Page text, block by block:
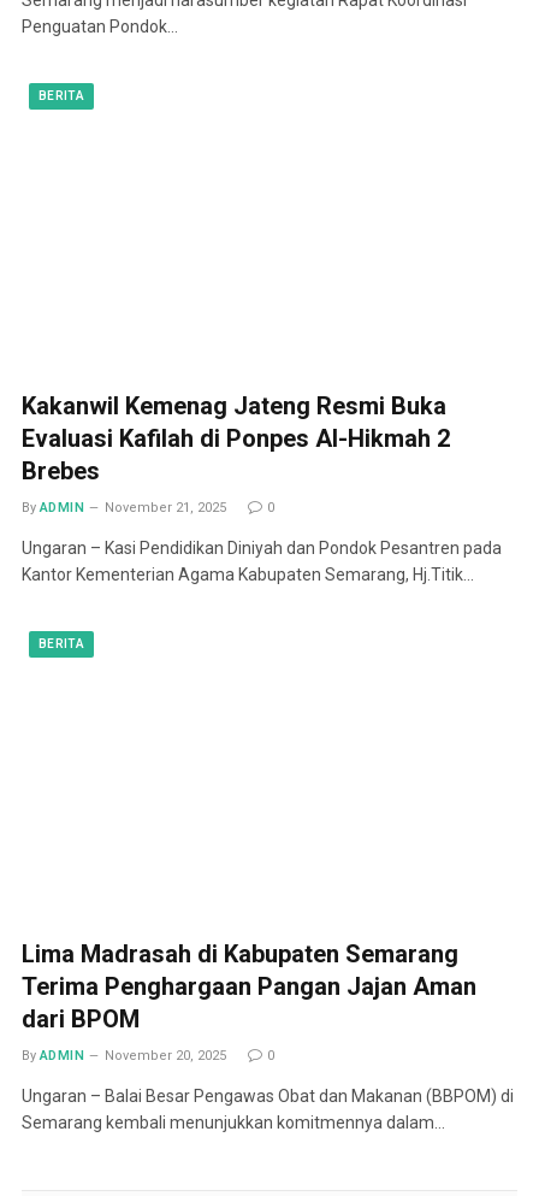
Penguatan Pondok…
BERITA
Kakanwil Kemenag Jateng Resmi Buka
Evaluasi Kafilah di Ponpes Al-Hikmah 2
Brebes
By ADMIN November 21, 2025 0
Ungaran – Kasi Pendidikan Diniyah dan Pondok Pesantren pada
Kantor Kementerian Agama Kabupaten Semarang, Hj.Titik…
BERITA
Lima Madrasah di Kabupaten Semarang
Terima Penghargaan Pangan Jajan Aman
dari BPOM
By ADMIN November 20, 2025 0
Ungaran – Balai Besar Pengawas Obat dan Makanan (BBPOM) di
Semarang kembali menunjukkan komitmennya dalam…